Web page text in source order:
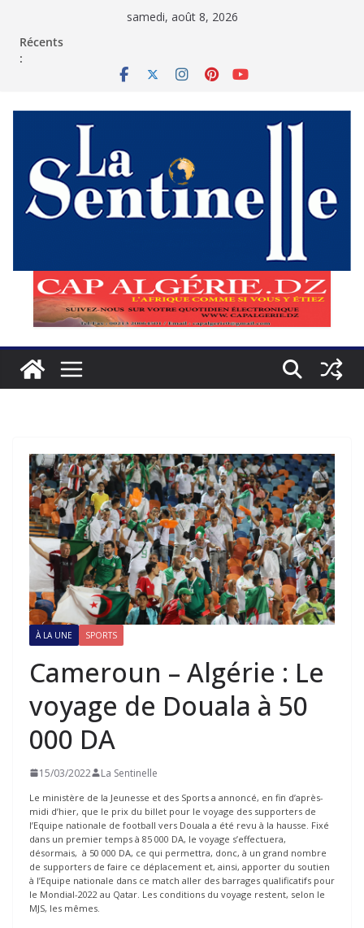
samedi, août 8, 2026
Récents
:
À LA UNE SPORTS
Cameroun – Algérie : Le
voyage de Douala à 50
000 DA
15/03/2022 La Sentinelle
Le ministère de la Jeunesse et des Sports a annoncé, en fin d’après-
midi d’hier, que le prix du billet pour le voyage des supporters de
l’Equipe nationale de football vers Douala a été revu à la hausse. Fixé
dans un premier temps à 85 000 DA, le voyage s’effectuera,
désormais, à 50 000 DA, ce qui permettra, donc, à un grand nombre
de supporters de faire ce déplacement et, ainsi, apporter du soutien
à l’Equipe nationale dans ce match aller des barrages qualificatifs pour
le Mondial-2022 au Qatar. Les conditions du voyage restent, selon le
MJS, les mêmes.